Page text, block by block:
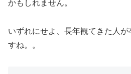
かもしれません。
いずれにせよ、長年観てきた人
すね。。